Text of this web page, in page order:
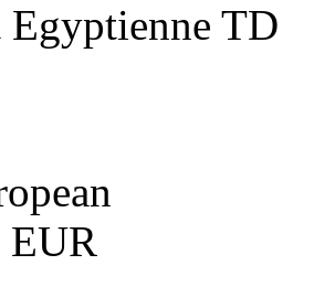
Egyptienne TD
EUR